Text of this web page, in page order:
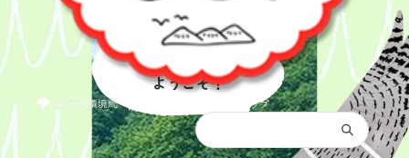
都庁総合トップ
里山へ
ようこそ！